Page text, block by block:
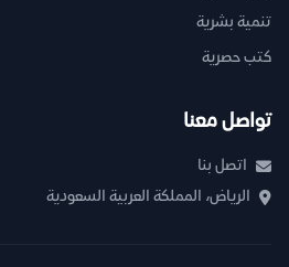
تنمية بشرية
كتب حصرية
تواصل معنا
اتصل بنا
الرياض، المملكة العربية السعودية